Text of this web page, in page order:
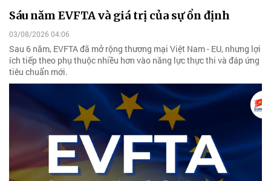
Sáu năm EVFTA và giá trị của sự ổn định
03/08/2026 04:06
Sau 6 năm, EVFTA đã mở rộng thương mại Việt Nam - EU, nhưng lợi
ích tiếp theo phụ thuộc nhiều hơn vào năng lực thực thi và đáp ứng
tiêu chuẩn mới.